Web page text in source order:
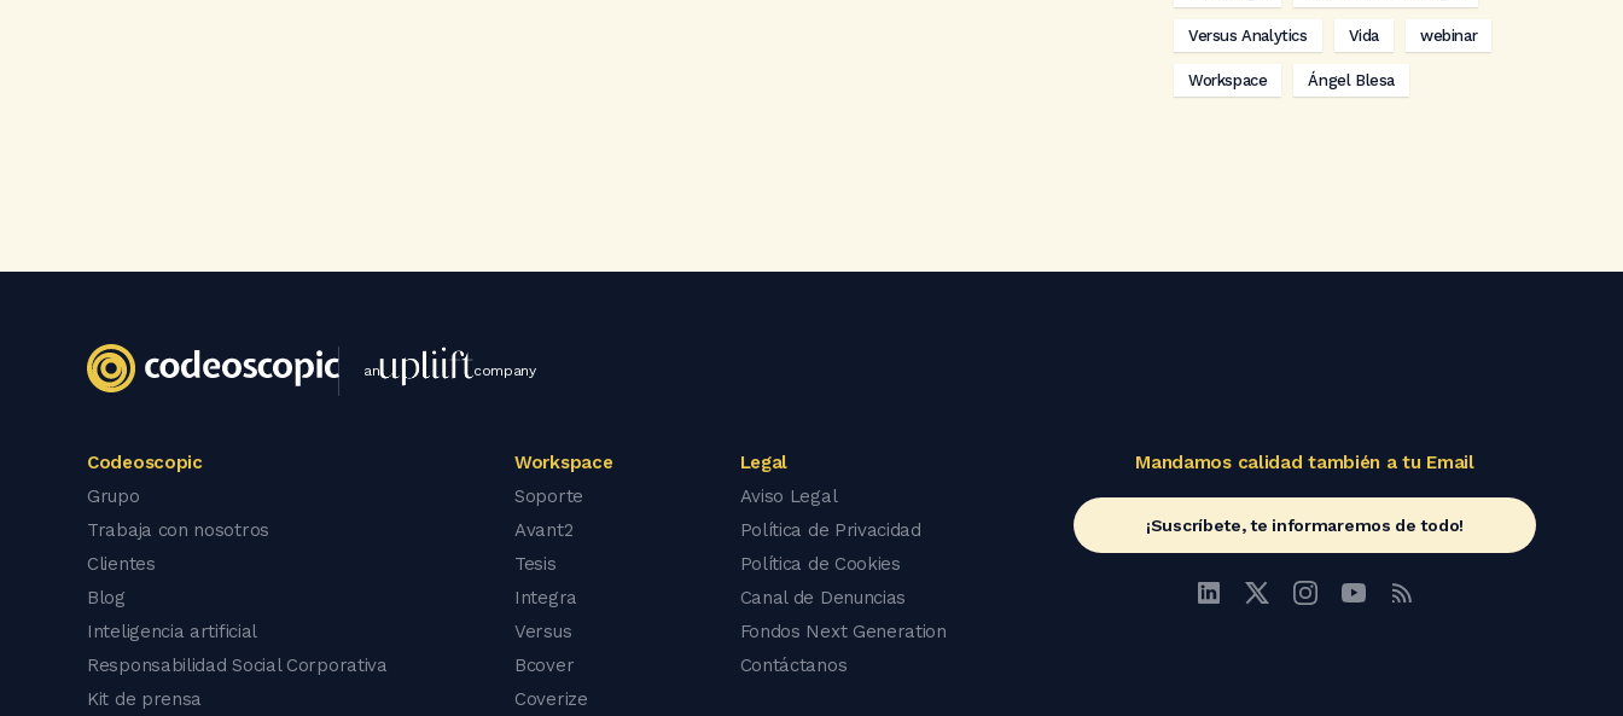
Versus Analytics Vida webinar
Workspace Ángel Blesa
an company
Codeoscopic
Grupo
Trabaja con nosotros
Clientes
Blog
Inteligencia artificial
Responsabilidad Social Corporativa
Kit de prensa
Workspace
Soporte
Avant2
Tesis
Integra
Versus
Bcover
Coverize
Legal
Aviso Legal
Política de Privacidad
Política de Cookies
Canal de Denuncias
Fondos Next Generation
Contáctanos
Mandamos calidad también a tu Email
¡Suscríbete, te informaremos de todo!